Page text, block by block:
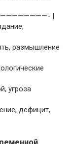
|
размышление
угроза
дефицит,